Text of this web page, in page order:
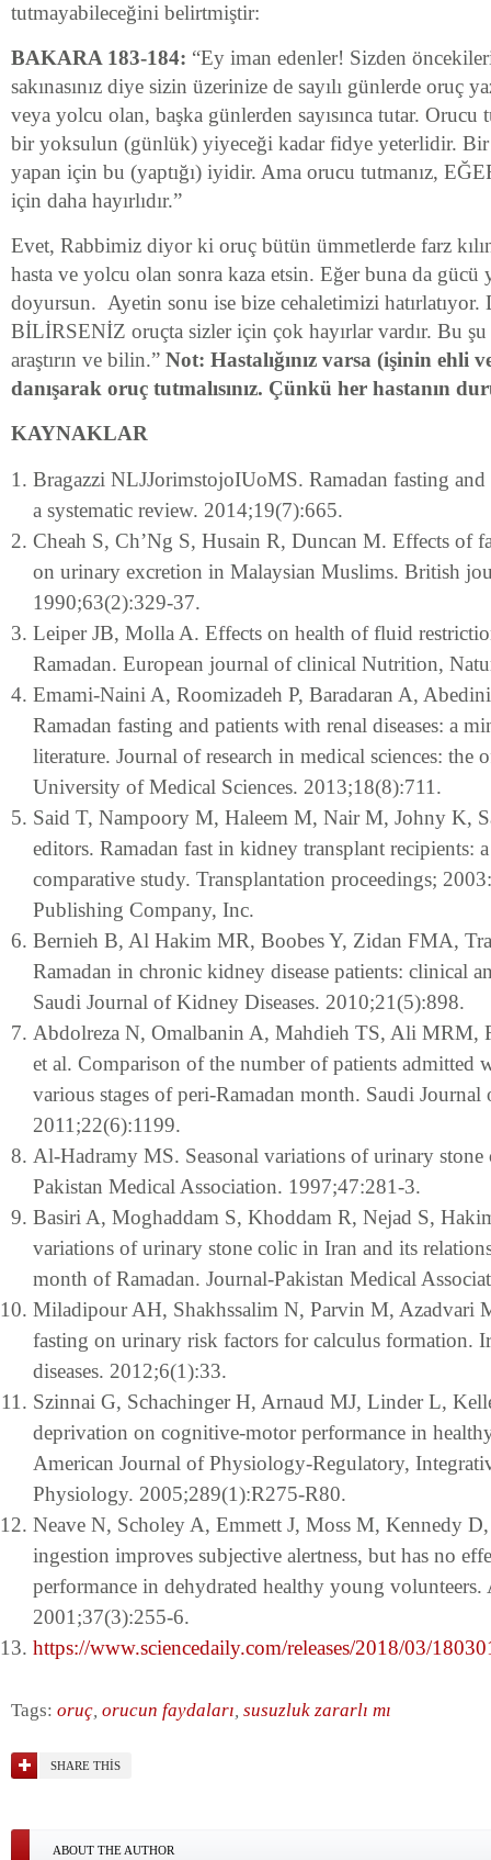
tutmayabileceğini belirtmiştir:
BAKARA 183-184: “Ey iman edenler! Sizden
sakınasınız diye sizin üzerinize de sayılı günlerde oruç
veya yolcu olan, başka günlerden sayısınca tutar.
bir yoksulun (günlük) yiyeceği kadar fidye yeterlidir.
yapan için bu (yaptığı) iyidir. Ama orucu tutmanız,
için daha hayırlıdır.”
Evet, Rabbimiz diyor ki oruç bütün ümmetlerde farz
hasta ve yolcu olan sonra kaza etsin. Eğer buna da gücü
doyursun. Ayetin sonu ise bize cehaletimizi
BİLİRSENİZ oruçta sizler için çok hayırlar vardır. Bu şu
araştırın ve bilin.” Not: Hastalığınız varsa (işinin ehli
danışarak oruç tutmalısınız. Çünkü her hastanın
KAYNAKLAR
Bragazzi NLJJorimstojoIUoMS. Ramadan fasting
a systematic review. 2014;19(7):665.
Cheah S, Ch’Ng S, Husain R, Duncan M. Effects of
on urinary excretion in Malaysian Muslims. British
1990;63(2):329-37.
Leiper JB, Molla A. Effects on health of fluid
Ramadan. European journal of clinical Nutrition,
Emami-Naini A, Roomizadeh P, Baradaran A,
Ramadan fasting and patients with renal diseases: a
literature. Journal of research in medical sciences:
University of Medical Sciences. 2013;18(8):711.
Said T, Nampoory M, Haleem M, Nair M, Johny K,
editors. Ramadan fast in kidney transplant recipients:
comparative study. Transplantation proceedings;
Publishing Company, Inc.
Bernieh B, Al Hakim MR, Boobes Y, Zidan FMA,
Ramadan in chronic kidney disease patients: clinical
Saudi Journal of Kidney Diseases. 2010;21(5):898.
Abdolreza N, Omalbanin A, Mahdieh TS, Ali MRM,
et al. Comparison of the number of patients admitted
various stages of peri-Ramadan month. Saudi Journal
2011;22(6):1199.
Al-Hadramy MS. Seasonal variations of urinary
Pakistan Medical Association. 1997;47:281-3.
Basiri A, Moghaddam S, Khoddam R, Nejad S,
variations of urinary stone colic in Iran and its
month of Ramadan. Journal-Pakistan Medical
Miladipour AH, Shakhssalim N, Parvin M, Azadvari
fasting on urinary risk factors for calculus formation.
diseases. 2012;6(1):33.
Szinnai G, Schachinger H, Arnaud MJ, Linder L,
deprivation on cognitive-motor performance in
American Journal of Physiology-Regulatory,
Physiology. 2005;289(1):R275-R80.
Neave N, Scholey A, Emmett J, Moss M, Kennedy D,
ingestion improves subjective alertness, but has no
performance in dehydrated healthy young volunteers.
2001;37(3):255-6.
https://www.sciencedaily.com/releases/2018/03/
Tags: oruç, orucun faydaları, susuzluk zararlı mı
SHARE THIS
ABOUT THE AUTHOR